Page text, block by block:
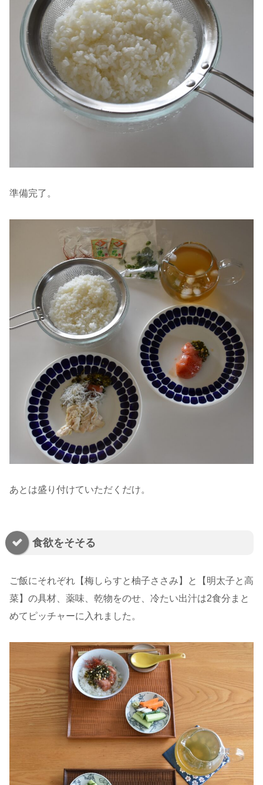
準備完了。
あとは盛り付けていただくだけ。
食欲をそそる
ご飯にそれぞれ【梅しらすと柚子ささみ】と【明太子と高
菜】の具材、薬味、乾物をのせ、冷たい出汁は2食分まと
めてピッチャーに入れました。